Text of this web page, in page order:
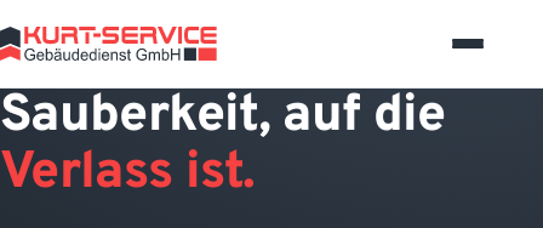
Sauberkeit, auf die
Verlass ist.